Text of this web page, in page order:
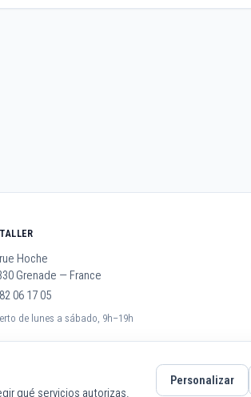
Hoche
Grenade — France
06 17 05
de lunes a sábado, 9h–19h
qué servicios autorizas.
Personalizar